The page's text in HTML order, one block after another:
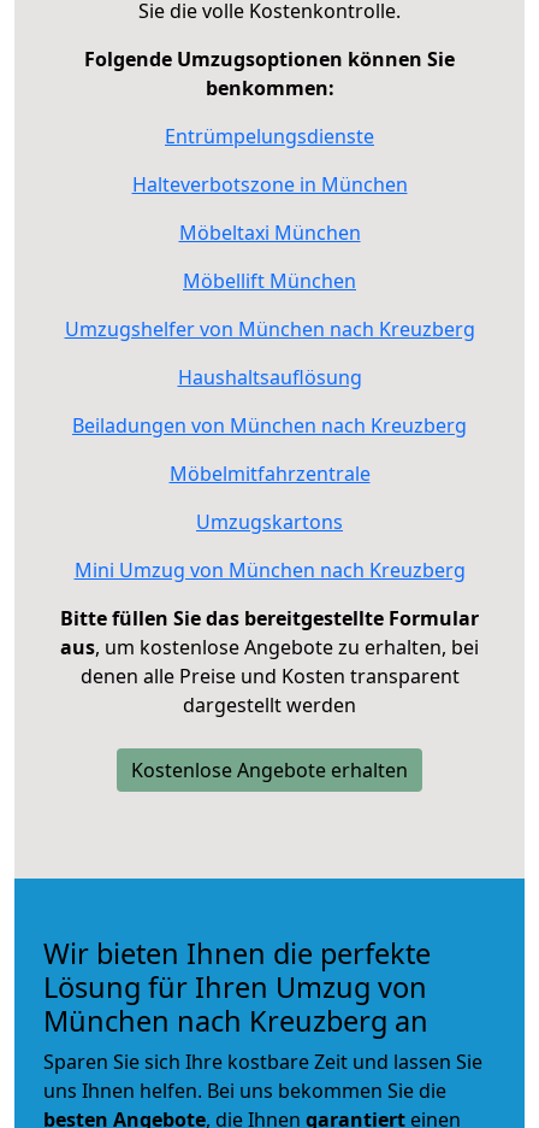
Sie die volle Kostenkontrolle.
Folgende Umzugsoptionen können Sie
benkommen:
Entrümpelungsdienste
Halteverbotszone in München
Möbeltaxi München
Möbellift München
Umzugshelfer von München nach Kreuzberg
Haushaltsauflösung
Beiladungen von München nach Kreuzberg
Möbelmitfahrzentrale
Umzugskartons
Mini Umzug von München nach Kreuzberg
Bitte füllen Sie das bereitgestellte Formular
aus, um kostenlose Angebote zu erhalten, bei
denen alle Preise und Kosten transparent
dargestellt werden
Kostenlose Angebote erhalten
Wir bieten Ihnen die perfekte
Lösung für Ihren Umzug von
München nach Kreuzberg an
Sparen Sie sich Ihre kostbare Zeit und lassen Sie
uns Ihnen helfen. Bei uns bekommen Sie die
besten Angebote, die Ihnen garantiert einen